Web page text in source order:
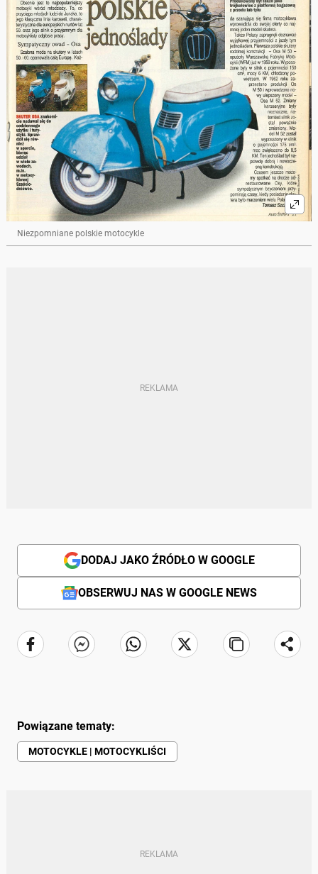
Niezpomniane polskie motocykle
DODAJ JAKO ŹRÓDŁO W GOOGLE
OBSERWUJ NAS W GOOGLE NEWS
Powiązane tematy:
MOTOCYKLE | MOTOCYKLIŚCI